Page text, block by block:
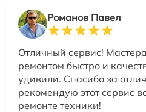
Романов Павел
Отличный сервис!
ремонтом быстро и
удивили. Спасибо за
рекомендую этот сервис
ремонте техники!